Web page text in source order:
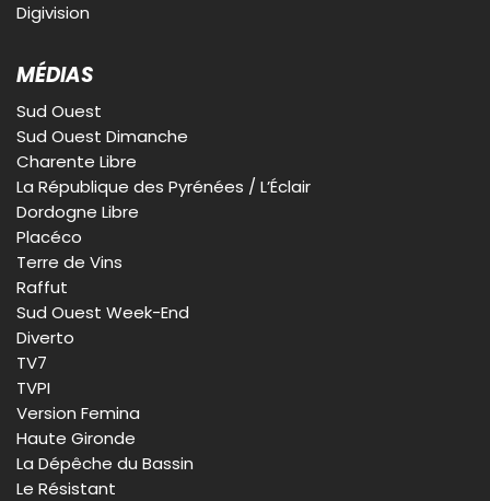
Digivision
MÉDIAS
Sud Ouest
Sud Ouest Dimanche
Charente Libre
La République des Pyrénées / L’Éclair
Dordogne Libre
Placéco
Terre de Vins
Raffut
Sud Ouest Week-End
Diverto
TV7
TVPI
Version Femina
Haute Gironde
La Dépêche du Bassin
Le Résistant